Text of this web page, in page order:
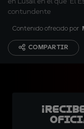
contundente
Contenido ofrecido por
COMPARTIR